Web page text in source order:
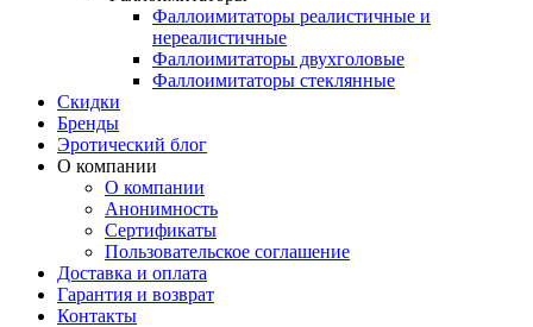
Фаллоимитаторы реалистичные и
нереалистичные
Фаллоимитаторы двухголовые
Фаллоимитаторы стеклянные
Скидки
Бренды
Эротический блог
О компании
О компании
Анонимность
Сертификаты
Пользовательское соглашение
Доставка и оплата
Гарантия и возврат
Контакты